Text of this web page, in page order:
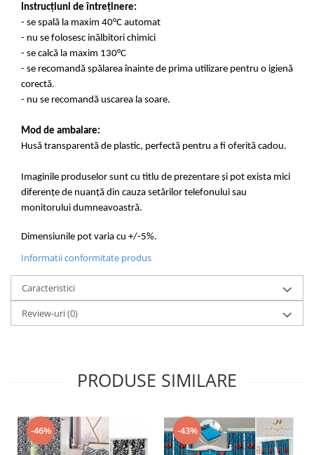
Instrucțiuni de întreținere:
- se spală la maxim 40°C automat
- nu se folosesc inălbitori chimici
- se calcă la maxim 130°C
- se recomandă spălarea înainte de prima utilizare pentru o igienă
corectă.
- nu se recomandă uscarea la soare.
Mod de ambalare:
Husă transparentă de plastic, perfectă pentru a fi oferită cadou.
Imaginile produselor sunt cu titlu de prezentare și pot exista mici
diferențe de nuanță din cauza setărilor telefonului sau
monitorului dumneavoastră.
Dimensiunile pot varia cu +/-5%.
Informatii conformitate produs
Caracteristici
Review-uri(0)
PRODUSE SIMILARE
-46% -43%